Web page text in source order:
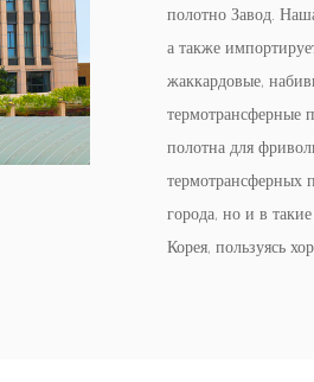
полотно Завод.
а также
жаккардовые,
термотрансферные
полотна для
термотрансферных
города, но и в
Корея, пользуясь